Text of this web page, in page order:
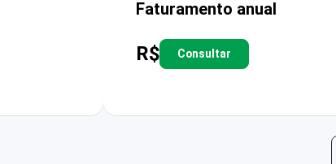
Faturamento anual
R$ Consultar